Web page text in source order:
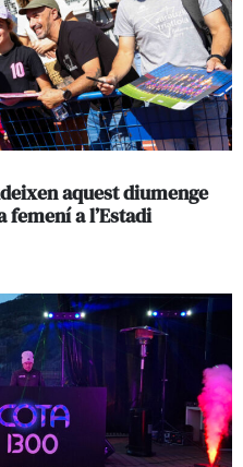
aquest diumenge
femení a l’Estadi